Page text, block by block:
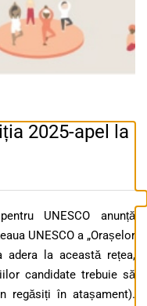
2025-apel la
UNESCO anunță
UNESCO a „Orașelor
la această rețea,
candidate trebuie să
regăsiți în atașament).